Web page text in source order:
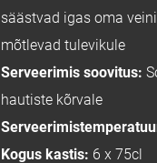
säästvad igas oma
mõtlevad tulevikule
Serveerimis soovitus:
hautiste kõrvale
Kogus kastis: 6 x 75cl